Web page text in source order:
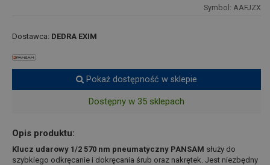
Symbol: AAFJZX
Dostawca: DEDRA EXIM
Pokaż dostępność w sklepie
Dostępny w 35 sklepach
Opis produktu:
Klucz udarowy 1/2 570 nm pneumatyczny PANSAM służy do
szybkiego odkręcanie i dokręcania śrub oraz nakrętek. Jest niezbędny